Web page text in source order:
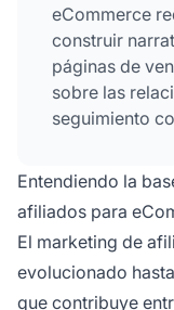
eCommerce
construir
páginas de
sobre las
seguimiento
herramientas
estos
Entendiendo la
afiliados para
El marketing de
evolucionado
que contribuye